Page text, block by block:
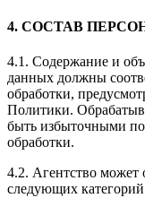
4. СОСТАВ
4.1. Содержание и
данных должны
обработки,
Политики.
быть избыточными
обработки.
4.2. Агентство может
следующих